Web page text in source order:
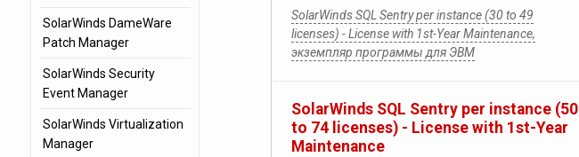
SolarWinds SQL Sentry per instance (30 to 49
licenses) - License with 1st-Year Maintenance,
экземпляр программы для ЭВМ
SolarWinds SQL Sentry per instance (50
to 74 licenses) - License with 1st-Year
Maintenance
SolarWinds DameWare
Patch Manager
SolarWinds Security
Event Manager
SolarWinds Virtualization
Manager